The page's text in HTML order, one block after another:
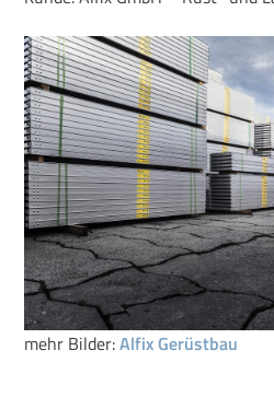
mehr Bilder:Alfix Gerüstbau